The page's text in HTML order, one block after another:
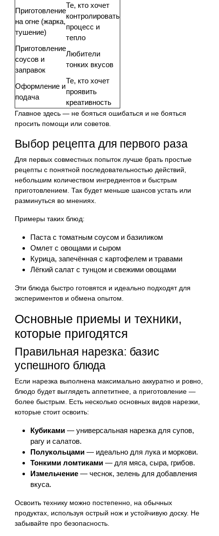
Приготовление
на огне (жарка,
тушение)
Те, кто хочет
контролировать
процесс и
тепло
Приготовление
соусов и
заправок
Любители
тонких вкусов
Оформление и
подача
Те, кто хочет
проявить
креативность
Главное здесь — не бояться ошибаться и не бояться
просить помощи или советов.
Выбор рецепта для первого раза
Для первых совместных попыток лучше брать простые
рецепты с понятной последовательностью действий,
небольшим количеством ингредиентов и быстрым
приготовлением. Так будет меньше шансов устать или
разминуться во мнениях.
Примеры таких блюд:
Паста с томатным соусом и базиликом
Омлет с овощами и сыром
Курица, запечённая с картофелем и травами
Лёгкий салат с тунцом и свежими овощами
Эти блюда быстро готовятся и идеально подходят для
экспериментов и обмена опытом.
Основные приемы и техники,
которые пригодятся
Правильная нарезка: базис
успешного блюда
Если нарезка выполнена максимально аккуратно и ровно,
блюдо будет выглядеть аппетитнее, а приготовление —
более быстрым. Есть несколько основных видов нарезки,
которые стоит освоить:
Кубиками — универсальная нарезка для супов,
рагу и салатов.
Полукольцами — идеально для лука и моркови.
Тонкими ломтиками — для мяса, сыра, грибов.
Измельчение — чеснок, зелень для добавления
вкуса.
Освоить технику можно постепенно, на обычных
продуктах, используя острый нож и устойчивую доску. Не
забывайте про безопасность.